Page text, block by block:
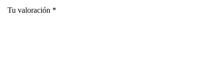
Tu valoración *